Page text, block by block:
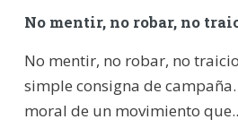
No mentir, no robar, no
No mentir, no robar, no
simple consigna de
moral de un movimiento